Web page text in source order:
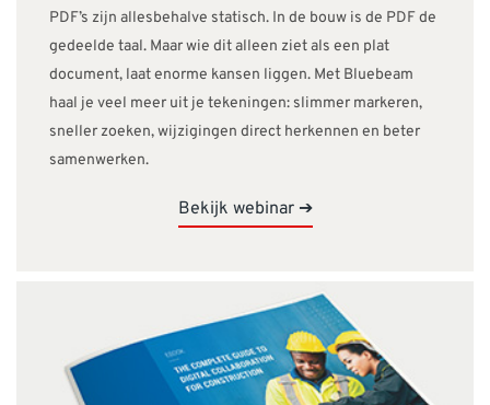
PDF’s zijn allesbehalve statisch. In de bouw is de PDF de
gedeelde taal. Maar wie dit alleen ziet als een plat
document, laat enorme kansen liggen. Met Bluebeam
haal je veel meer uit je tekeningen: slimmer markeren,
sneller zoeken, wijzigingen direct herkennen en beter
samenwerken.
Bekijk webinar ➔